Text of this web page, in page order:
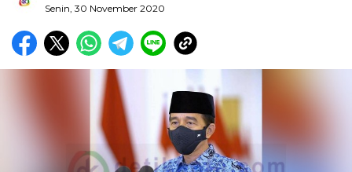
Senin, 30 November 2020